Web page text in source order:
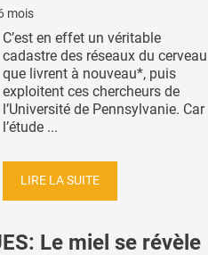
mois
C’est en effet un véritable
cadastre des réseaux du cerveau
que livrent à nouveau*, puis
exploitent ces chercheurs de
l’Université de Pennsylvanie. Car
l’étude ...
LIRE LA SUITE
Le miel se révèle